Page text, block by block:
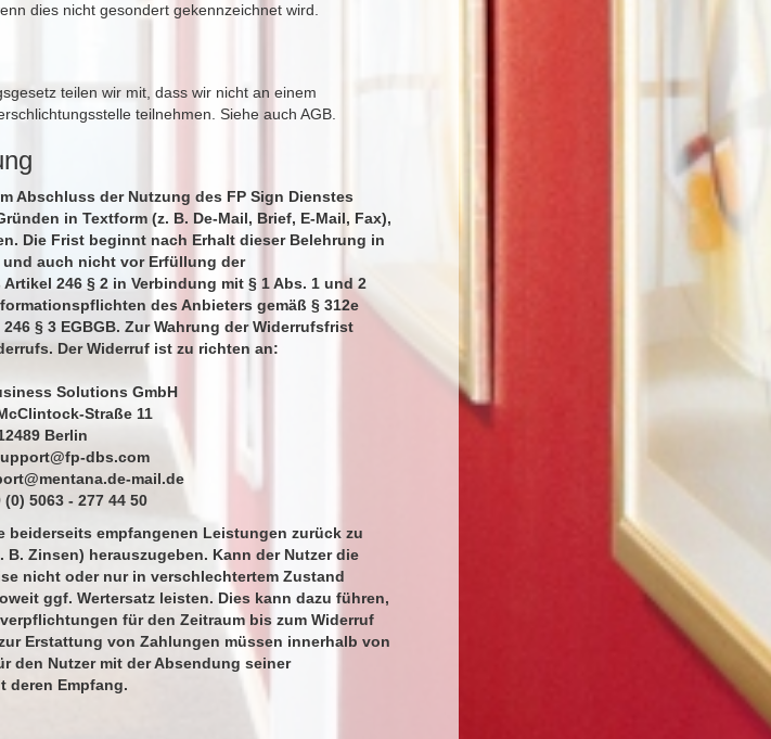
dies nicht gesondert gekennzeichnet wird.
teilen wir mit, dass wir nicht an einem
teilnehmen. Siehe auch AGB.
Abschluss der Nutzung des FP Sign Dienstes
in Textform (z. B. De-Mail, Brief, E-Mail, Fax),
Die Frist beginnt nach Erhalt dieser Belehrung in
auch nicht vor Erfüllung der
246 § 2 in Verbindung mit § 1 Abs. 1 und 2
des Anbieters gemäß § 312e
§ 3 EGBGB. Zur Wahrung der Widerrufsfrist
Der Widerruf ist zu richten an:
Solutions GmbH
Straße 11
Berlin
dbs.com
mail.de
(0) 5063 - 277 44 50
beiderseits empfangenen Leistungen zurück zu
Zinsen) herauszugeben. Kann der Nutzer die
nicht oder nur in verschlechtertem Zustand
ggf. Wertersatz leisten. Dies kann dazu führen,
für den Zeitraum bis zum Widerruf
Erstattung von Zahlungen müssen innerhalb von
den Nutzer mit der Absendung seiner
deren Empfang.